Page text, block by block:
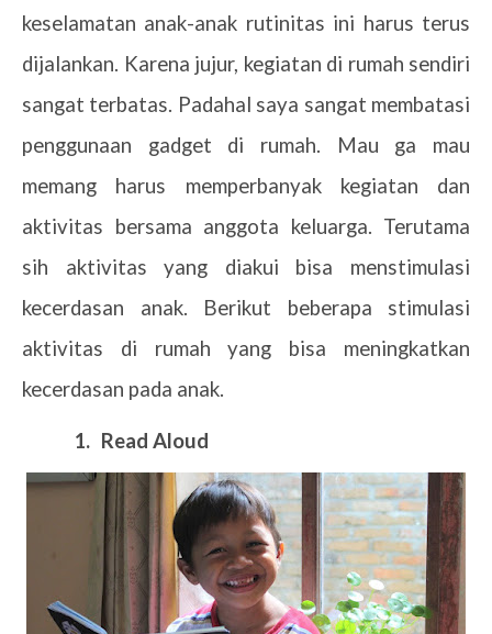
keselamatan anak-anak rutinitas ini harus terus
dijalankan. Karena jujur, kegiatan di rumah sendiri
sangat terbatas. Padahal saya sangat membatasi
penggunaan gadget di rumah. Mau ga mau
memang harus memperbanyak kegiatan dan
aktivitas bersama anggota keluarga. Terutama
sih aktivitas yang diakui bisa menstimulasi
kecerdasan anak. Berikut beberapa stimulasi
aktivitas di rumah yang bisa meningkatkan
kecerdasan pada anak.
1. Read Aloud